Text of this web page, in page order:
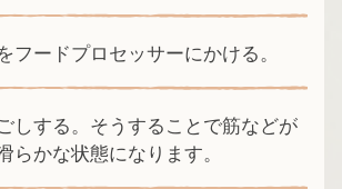
フードプロセッサーにかける。
しする。そうすることで筋などが
らかな状態になります。